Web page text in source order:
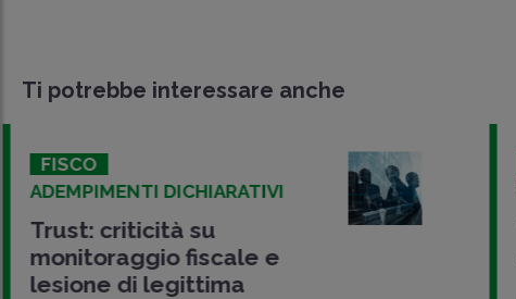
Ti potrebbe interessare anche
FISCO
ADEMPIMENTI DICHIARATIVI
Trust: criticità su
monitoraggio fiscale e
lesione di legittima